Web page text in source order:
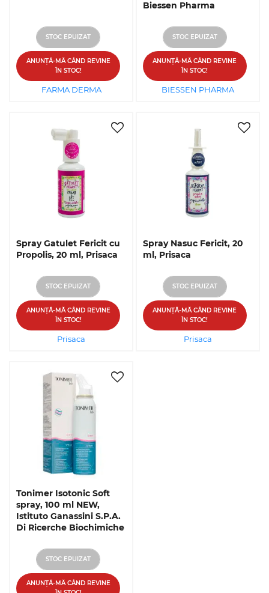
STOC EPUIZAT
ANUNȚĂ-MĂ CÂND REVINE
ÎN STOC!
FARMA DERMA
Biessen Pharma
STOC EPUIZAT
ANUNȚĂ-MĂ CÂND REVINE
ÎN STOC!
BIESSEN PHARMA
Spray Gatulet Fericit cu
Propolis, 20 ml, Prisaca
STOC EPUIZAT
ANUNȚĂ-MĂ CÂND REVINE
ÎN STOC!
Prisaca
Spray Nasuc Fericit, 20
ml, Prisaca
STOC EPUIZAT
ANUNȚĂ-MĂ CÂND REVINE
ÎN STOC!
Prisaca
Tonimer Isotonic Soft
spray, 100 ml NEW,
Istituto Ganassini S.P.A.
Di Ricerche Biochimiche
STOC EPUIZAT
ANUNȚĂ-MĂ CÂND REVINE